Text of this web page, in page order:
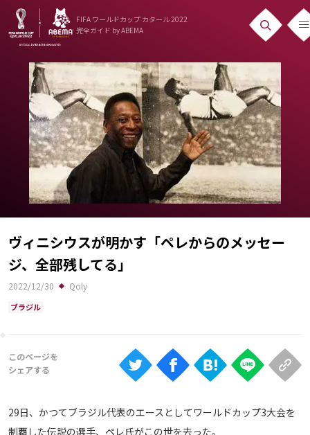
FIFA ワールドカップ カタール 2022
完全ガイド by ABEMA
ニュース
News
出場国
Teams
日本代表
日程・結果
Schedule
ランキング
大会について
About
視聴方法
ヴィニシウスが明かす「ペレからのメッセー
ジ、全部残してる」
2022/12/30 Qoly
ブラジル
29日、かつてブラジル代表のエースとしてワールドカップ3大会を
制覇した伝説の選手、ペレ氏がこの世を去った。